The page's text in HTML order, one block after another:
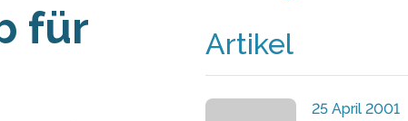
für
Artikel
25 April 2001